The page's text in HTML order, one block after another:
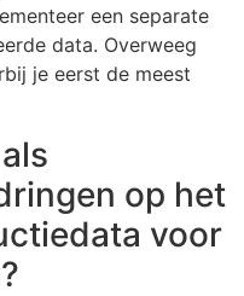
een separate
data. Overweeg
je eerst de meest
op het
voor